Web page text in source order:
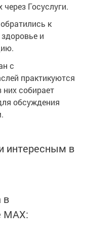
Госуслуги.
к
и
с
практикуются
собирает
обсуждения
интересным в
в
MАХ: